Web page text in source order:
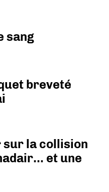
sang
breveté
sur la collision
et une